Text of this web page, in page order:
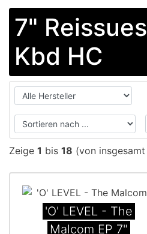
7"
Kbd HC
Zeige 1 bis 18 (von insgesamt
'O' LEVEL - The
Malcom EP 7"